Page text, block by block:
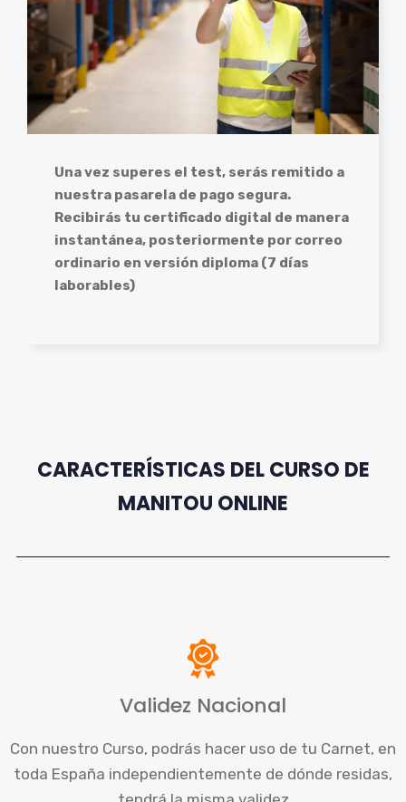
Una vez superes el test, serás remitido a
nuestra pasarela de pago segura.
Recibirás tu certificado digital de manera
instantánea, posteriormente por correo
ordinario en versión diploma (7 días
laborables)
CARACTERÍSTICAS DEL CURSO DE
MANITOU ONLINE
Validez Nacional
Con nuestro Curso, podrás hacer uso de tu Carnet, en
toda España independientemente de dónde residas,